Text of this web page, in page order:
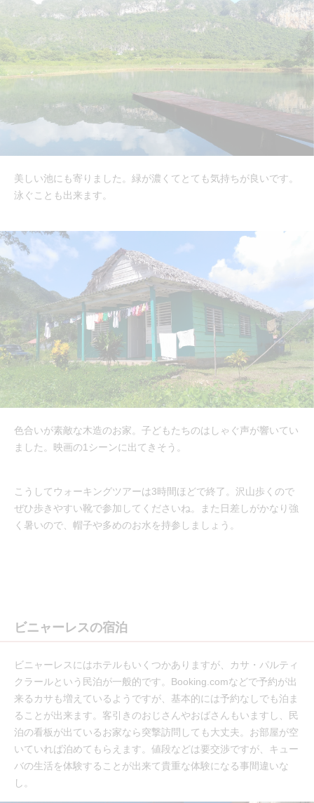
美しい池にも寄りました。緑が濃くてとても気持ちが良いです。
泳ぐことも出来ます。
色合いが素敵な木造のお家。子どもたちのはしゃぐ声が響いてい
ました。映画の1シーンに出てきそう。
こうしてウォーキングツアーは3時間ほどで終了。沢山歩くので
ぜひ歩きやすい靴で参加してくださいね。また日差しがかなり強
く暑いので、帽子や多めのお水を持参しましょう。
ビニャーレスの宿泊
ビニャーレスにはホテルもいくつかありますが、カサ・パルティ
クラールという民泊が一般的です。Booking.comなどで予約が出
来るカサも増えているようですが、基本的には予約なしでも泊ま
ることが出来ます。客引きのおじさんやおばさんもいますし、民
泊の看板が出ているお家なら突撃訪問しても大丈夫。お部屋が空
いていれば泊めてもらえます。値段などは要交渉ですが、キュー
バの生活を体験することが出来て貴重な体験になる事間違いな
し。